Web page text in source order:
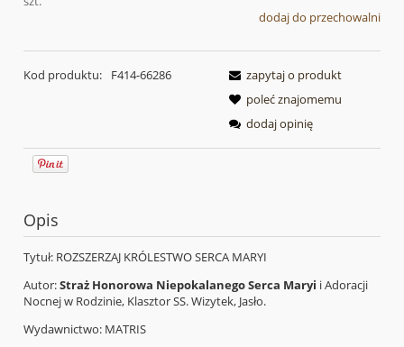
dodaj do przechowalni
Kod produktu: F414-66286
zapytaj o produkt
poleć znajomemu
dodaj opinię
Opis
Tytuł: ROZSZERZAJ KRÓLESTWO SERCA MARYI
Autor:Straż Honorowa Niepokalanego Serca Maryi i Adoracji
Nocnej w Rodzinie, Klasztor SS. Wizytek, Jasło.
Wydawnictwo: MATRIS